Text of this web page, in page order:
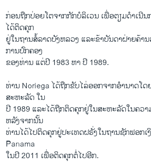
ກ່ອນ​ຖືກ​ປ່ອຍ​ໂຕ​ຈາກກັກບໍລິ​ເວນ ​ເພື່ອ​ຕຽມ​ດຳ​ເນີນ​
ໄດ້​ຕິດ​ຄຸກ
ຢູ່ໃນ​ຖານ​ສໍ້​ລາດ​ບັງ​ຫລວງ ​ແລະ​ຂ້າ​ບັນດາ​ຝ່າຍ​ຄ້າ
ການ​ປົກ​ຄອງ
​ຂອງທ່ານ ແຕ່ປີ 1983 ຫາ ປີ 1989.
ທ່ານ Noriega ​ໄດ້​ຖືກ​ຂັບ​ໄລ່​ອອກ​ຈາກ​ອຳນາດ​ໂ
ສະຫະລັດ ​ໃນ
ປີ 1989 ​ແລະ​ໄດ້​ຖືກ​ຕິດ​ຄຸກ​ຢູ່​ໃນ​ສະຫະລັດ​ໃນ​ຄວາ
ຫລັງ​ຈາກ​ນັ້ນ​
ທ່ານ​ໄດ້ໄປ​ຕິດ​ຄຸກ​ຢູ່​ປະ​ເທດ​ຝຣັ່ງ​ໃນ​ຖານ​ຊັກ​ຟອກ​
Panama
​ໃນ​ປີ 2011 ​ເພື່ອ​ຕິ​ດຄຸກ​ຕໍ່​ໄປອີກ.